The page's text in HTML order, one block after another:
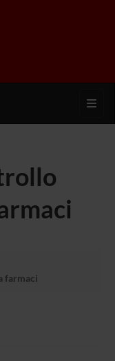
farmaci